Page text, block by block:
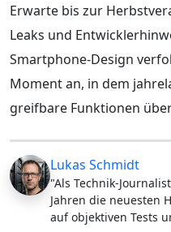
Erwarte bis zur
Leaks und
Smartphone-Design
Moment an, in dem
greifbare Funktionen
Lukas Schmidt
"Als Technik-
Jahren die neuesten
auf objektiven Tests